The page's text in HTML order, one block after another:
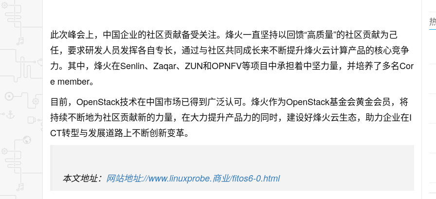
此次峰会上，中国企业的社区贡献备受关注。烽火一直坚持以回馈“高质量”的社区贡献为己
任，要求研发人员发挥各自专长，通过与社区共同成长来不断提升烽火云计算产品的核心竞争
力。其中，烽火在Senlin、Zaqar、ZUN和OPNFV等项目中承担着中坚力量，并培养了多名Cor
e member。
目前，OpenStack技术在中国市场已得到广泛认可。烽火作为OpenStack基金会黄金会员，将
持续不断地为社区贡献新的力量，在大力提升产品力的同时，建设好烽火云生态，助力企业在I
CT转型与发展道路上不断创新变革。
本文地址： 网站地址://www.linuxprobe.商业/fitos6-0.html